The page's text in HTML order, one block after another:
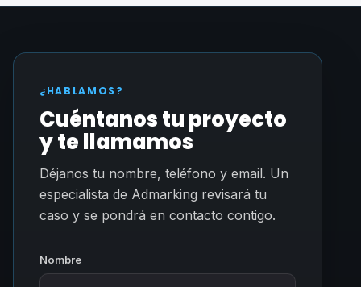
¿HABLAMOS?
Cuéntanos tu proyecto
y te llamamos
Déjanos tu nombre, teléfono y email. Un
especialista de Admarking revisará tu
caso y se pondrá en contacto contigo.
Nombre